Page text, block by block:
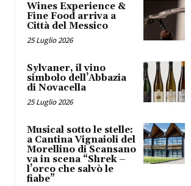
Wines Experience &
Fine Food arriva a
Città del Messico
25 Luglio 2026
Sylvaner, il vino
simbolo dell’Abbazia
di Novacella
25 Luglio 2026
Musical sotto le stelle:
a Cantina Vignaioli del
Morellino di Scansano
va in scena “Shrek –
l’orco che salvò le
fiabe”